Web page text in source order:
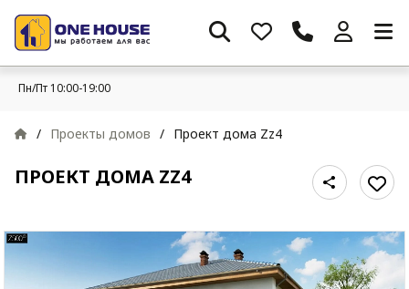
Пн/Пт 10:00-19:00
/ Проекты домов / Проект дома Zz4
ПРОЕКТ ДОМА ZZ4